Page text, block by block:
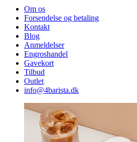
Om os
Forsendelse og betaling
Kontakt
Blog
Anmeldelser
Engroshandel
Gavekort
Tilbud
Outlet
info@4barista.dk